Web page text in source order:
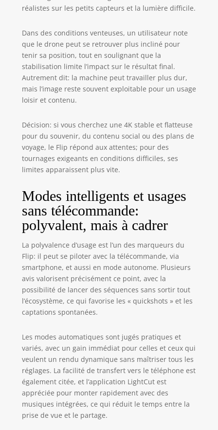
Avec jusqu'à 31
de vol[5], ce mini
drone peut
capturer plus de
moments et
explorer plus loin
sans
interruptions.
radiocommande
Batterie de vol
intelligente, et
plus encore. Idéal
pour commencer.
problèmes de
compatibilité,
l’application DJI Fly
a été retirée de
Google Play.
Visitez le site
officiel de DJI pour
télécharger le
manuel et la
dernière version
de l'application.
réalistes sur les petits capteurs et la lumière difficile.
Dans des conditions venteuses, un utilisateur note
que le drone peut se retrouver plus incliné pour
tenir sa position, tout en soulignant que la
stabilisation limite l’impact sur le résultat final.
Autrement dit: la machine peut travailler plus dur,
mais l’image reste souvent exploitable pour un usage
loisir et contenu.
Décision: si vous cherchez une 4K stable et flatteuse
pour du souvenir, du contenu social ou des plans de
voyage, le Flip répond aux attentes; pour des
tournages exigeants en conditions difficiles, ses
limites apparaissent plus vite.
Modes intelligents et usages
sans télécommande:
polyvalent, mais à cadrer
La polyvalence d’usage est l’un des marqueurs du
Flip: il peut se piloter avec la télécommande, via
smartphone, et aussi en mode autonome. Plusieurs
avis valorisent précisément ce point, avec la
possibilité de lancer des séquences sans sortir tout
l’écosystème, ce qui favorise les « quickshots » et les
captations spontanées.
Les modes automatiques sont jugés pratiques et
variés, avec un gain immédiat pour celles et ceux qui
veulent un rendu dynamique sans maîtriser tous les
réglages. La facilité de transfert vers le téléphone est
également citée, et l’application LightCut est
appréciée pour monter rapidement avec des
musiques intégrées, ce qui réduit le temps entre la
prise de vue et le partage.